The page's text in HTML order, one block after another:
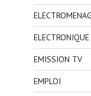
EMISSION TV
EMPLOI